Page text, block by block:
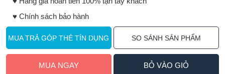
♥️ Chính sách bảo hành
MUA TRẢ GÓP THẺ TÍN DỤNG SO SÁNH SẢN PHẨM
MUA NGAY BỎ VÀO GIỎ